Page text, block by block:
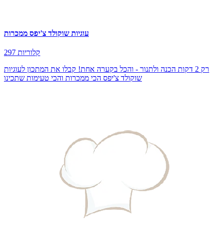
עוגיות שוקולד צ'יפס ממכרות
297 קלוריות
רק 2 דקות הכנה ולתנור - והכל בקערה אחת! קבלו את המתכון לעוגיות
שוקולד צ'יפס הכי ממכרות והכי טעימות שתכינו